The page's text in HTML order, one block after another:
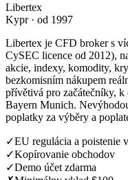
Libertex
Kypr · od 1997
Libertex je CFD broker s
CySEC licence od 2012),
akcie, indexy, komodity,
bezkomisním nákupem
přívětivá pro začátečníky,
Bayern Munich.
poplatky za výběry a
✓EU regulácia a poistenie
✓Kopírovanie obchodov
✓Demo účet zdarma